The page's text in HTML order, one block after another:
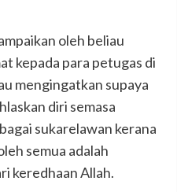
oleh beliau
kepada para petugas di
mengingatkan supaya
diri semasa
sukarelawan kerana
semua adalah
keredhaan Allah.